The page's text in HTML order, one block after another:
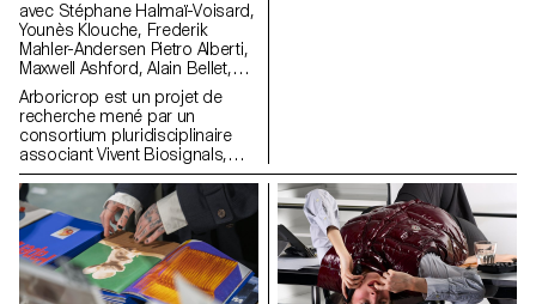
avec Stéphane Halmaï-Voisard,
Younès Klouche, Frederik
Mahler-Andersen Pietro Alberti,
Maxwell Ashford, Alain Bellet,
Laurent Soldini
Arboricrop est un projet de
recherche mené par un
consortium pluridisciplinaire
associant Vivent Biosignals,
Changins – Haute école de
viticulture et d’œnologie et
l’ECAL/Ecole cantonale d’art de
Lausanne (HES-SO), avec le
soutien d'Innosuisse. Il vise à
développer un capteur
d’électrophysiologie végétale